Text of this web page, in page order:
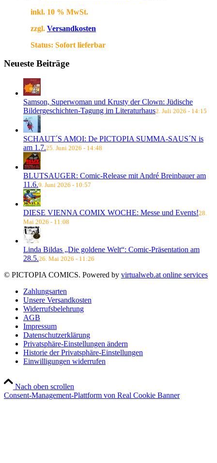
inkl. 10 % MwSt.
zzgl. Versandkosten
Status: Sofort lieferbar
Neueste Beiträge
Samson, Superwoman und Krusty der Clown: Jüdische
Bildergeschichten-Tagung im Literaturhaus2. Juli 2026 - 14:15
SCHAUT´S AMOI: De PICTOPIA SUMMA-SAUS´N is
am 1.7.25. Juni 2026 - 14:48
BLUTSAUGER: Comic-Release mit André Breinbauer am
11.6.9. Juni 2026 - 10:57
DIESE VIENNA COMIX WOCHE: Messe und Events!28.
Mai 2026 - 11:08
Linda Bildas „Die goldene Welt“: Comic-Präsentation am
28.5.26. Mai 2026 - 11:26
© PICTOPIA COMICS. Powered by virtualweb.at online services
Zahlungsarten
Unsere Versandkosten
Widerrufsbelehrung
AGB
Impressum
Datenschutzerklärung
Privatsphäre-Einstellungen ändern
Historie der Privatsphäre-Einstellungen
Einwilligungen widerrufen
Nach oben scrollen
Consent-Management-Plattform von Real Cookie Banner